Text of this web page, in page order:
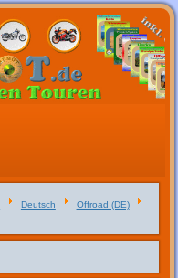
Deutsch
Offroad (DE)